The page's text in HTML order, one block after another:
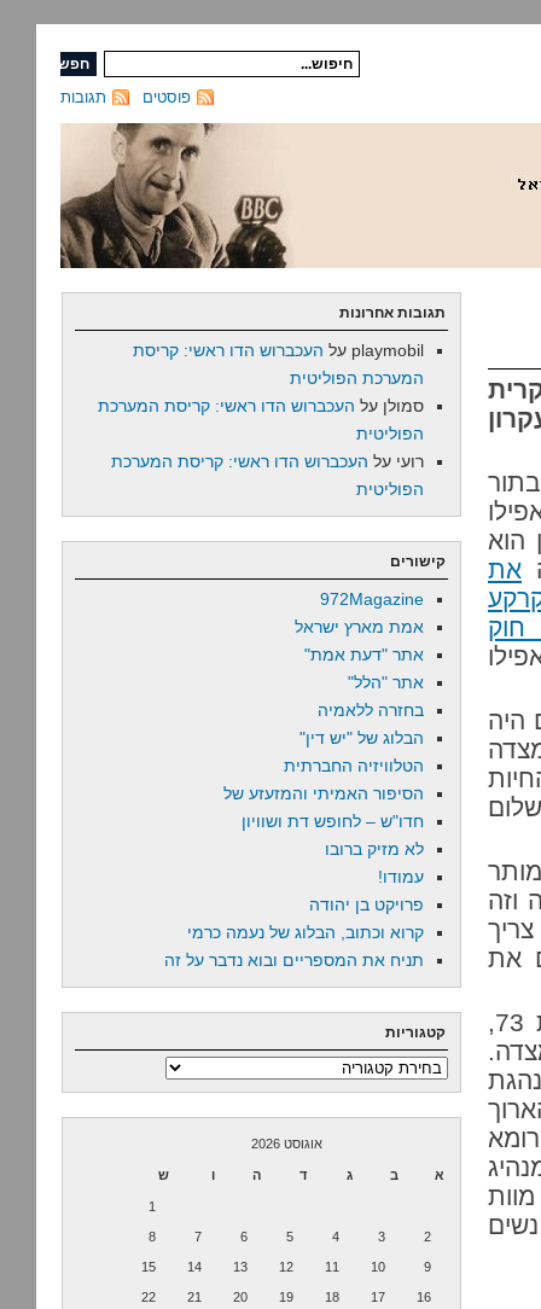
תגובות פוסטים
הוא
את
היה
וזה
את
העובדות: שלוש שנים אחרי חיסול המרד הגדול, בשנת 73,
תגובות אחרונות
playmobil על העכברוש הדו ראשי: קריסת
המערכת הפוליטית
סמולן על העכברוש הדו ראשי: קריסת המערכת
הפוליטית
רועי על העכברוש הדו ראשי: קריסת המערכת
הפוליטית
קישורים
972Magazine
אמת מארץ ישראל
אתר "דעת אמת"
אתר "הלל"
בחזרה ללאמיה
הבלוג של "יש דין"
הטלוויזיה החברתית
הסיפור האמיתי והמזעזע של
חדו"ש – לחופש דת ושוויון
לא מזיק ברובו
עמודו!
פרויקט בן יהודה
קרוא וכתוב, הבלוג של נעמה כרמי
תניח את המספריים ובוא נדבר על זה
קטגוריות
קטגוריות
אוגוסט 2026
א ב ג ד ה ו ש
1
2
3
4
5
6
7
8
9
10
11
12
13
14
15
16
17
18
19
20
21
22